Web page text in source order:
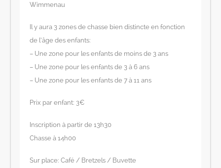
Wimmenau
Il y aura 3 zones de chasse bien distincte en fonction
de l’âge des enfants:
– Une zone pour les enfants de moins de 3 ans
– Une zone pour les enfants de 3 à 6 ans
– Une zone pour les enfants de 7 à 11 ans
Prix par enfant: 3€
Inscription à partir de 13h30
Chasse à 14h00
Sur place: Café / Bretzels / Buvette